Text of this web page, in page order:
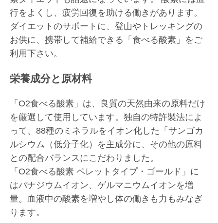
行をよくし、 疲労回復を助ける働き があります。
ダイエットのサポートに、登山やトレッキングの
お供に、携帯して補給できる「食べる酸素」をご
利用下さい。
栄養成分と原材料
「O2食べる酸素」は、良質の天然由来の原料だけ
を厳選して使用しています。独自の特許製法によ
って、88種のミネラルをイオン化した「サンゴカ
ルシウム（低分子化）を主成分に、その他の原料
との配合バランスにこだわりました。
「O2食べる酸素 ペレットタイプ・ゴールド」に
はバナジウムイオン、ゲルマニウムイオンを増
量。血液中の酸素を増やし体の働きも力もみなぎ
ります。